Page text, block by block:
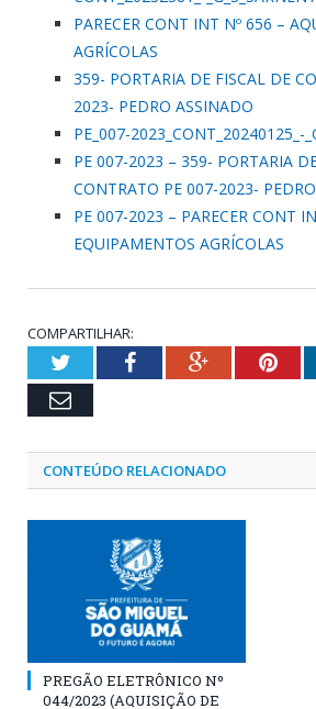
PARECER CONT INT Nº 656 –
AGRÍCOLAS
359- PORTARIA DE FISCAL DE
2023- PEDRO ASSINADO
PE_007-2023_CONT_20240125_-
PE 007-2023 – 359- PORTARIA
CONTRATO PE 007-2023-
PE 007-2023 – PARECER CONT
EQUIPAMENTOS AGRÍCOLAS
COMPARTILHAR:
TwitterFacebookGoogle+
Email
CONTEÚDO RELACIONADO
PREGÃO ELETRÔNICO Nº
044/2023 (AQUISIÇÃO DE